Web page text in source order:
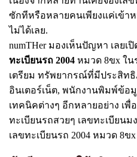
ซักทีหรือหลายคนเพียงแค่เข้าห
ไม่ได้เลย.
numTHer มองเห็นปัญหา เลยเ
ทะเบียนรถ 2004 หมวด 8ขx ใน
เตรียม ทรัพยากรณ์ที่มีประสิท
อินเตอร์เน็ต, พนักงานพิมพ์ข้อ
เทคนิคต่างๆ อีกหลายอย่าง เพื่
ทะเบียนรถสวยๆ เลขทะเบียน
เลขทะเบียนรถ 2004 หมวด 8ข